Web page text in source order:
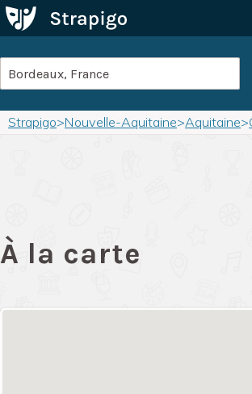
Strapigo>Nouvelle-Aquitaine>Aquitaine>
À la carte